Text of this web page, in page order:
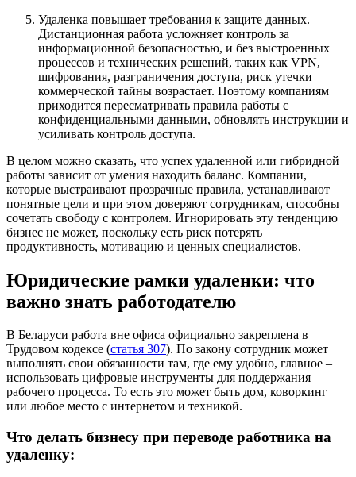
Удаленка повышает требования к защите данных.
Дистанционная работа усложняет контроль за
информационной безопасностью, и без выстроенных
процессов и технических решений, таких как VPN,
шифрования, разграничения доступа, риск утечки
коммерческой тайны возрастает. Поэтому компаниям
приходится пересматривать правила работы с
конфиденциальными данными, обновлять инструкции и
усиливать контроль доступа.
В целом можно сказать, что успех удаленной или гибридной
работы зависит от умения находить баланс. Компании,
которые выстраивают прозрачные правила, устанавливают
понятные цели и при этом доверяют сотрудникам, способны
сочетать свободу с контролем. Игнорировать эту тенденцию
бизнес не может, поскольку есть риск потерять
продуктивность, мотивацию и ценных специалистов.
Юридические рамки удаленки: что
важно знать работодателю
В Беларуси работа вне офиса официально закреплена в
Трудовом кодексе (статья 307). По закону сотрудник может
выполнять свои обязанности там, где ему удобно, главное –
использовать цифровые инструменты для поддержания
рабочего процесса. То есть это может быть дом, коворкинг
или любое место с интернетом и техникой.
Что делать бизнесу при переводе работника на
удаленку: